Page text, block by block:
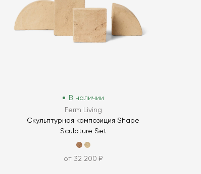
В наличии
Ferm Living
Скульптурная композиция Shape
Sculpture Set
от 32 200 ₽